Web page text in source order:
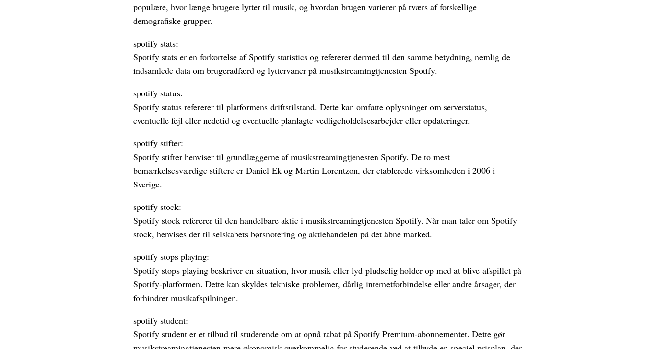
populære, hvor længe brugere lytter til musik, og hvordan brugen varierer på tværs af forskellige
demografiske grupper.
spotify stats:
Spotify stats er en forkortelse af Spotify statistics og refererer dermed til den samme betydning, nemlig de
indsamlede data om brugeradfærd og lyttervaner på musikstreamingtjenesten Spotify.
spotify status:
Spotify status refererer til platformens driftstilstand. Dette kan omfatte oplysninger om serverstatus,
eventuelle fejl eller nedetid og eventuelle planlagte vedligeholdelsesarbejder eller opdateringer.
spotify stifter:
Spotify stifter henviser til grundlæggerne af musikstreamingtjenesten Spotify. De to mest
bemærkelsesværdige stiftere er Daniel Ek og Martin Lorentzon, der etablerede virksomheden i 2006 i
Sverige.
spotify stock:
Spotify stock refererer til den handelbare aktie i musikstreamingtjenesten Spotify. Når man taler om Spotify
stock, henvises der til selskabets børsnotering og aktiehandelen på det åbne marked.
spotify stops playing:
Spotify stops playing beskriver en situation, hvor musik eller lyd pludselig holder op med at blive afspillet på
Spotify-platformen. Dette kan skyldes tekniske problemer, dårlig internetforbindelse eller andre årsager, der
forhindrer musikafspilningen.
spotify student:
Spotify student er et tilbud til studerende om at opnå rabat på Spotify Premium-abonnementet. Dette gør